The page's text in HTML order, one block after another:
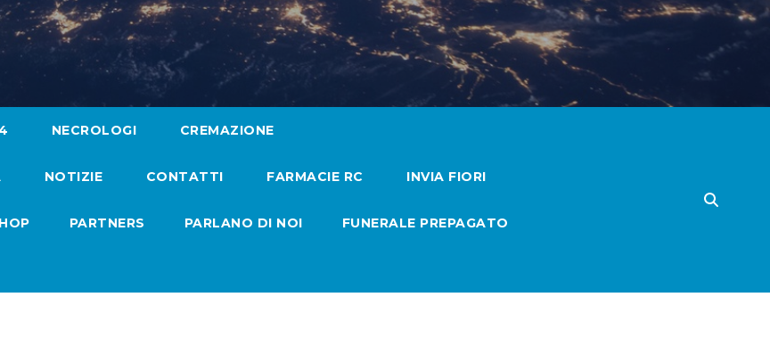
NECROLOGI CREMAZIONE
NOTIZIE CONTATTI FARMACIE RC INVIA FIORI
PARTNERS PARLANO DI NOI FUNERALE PREPAGATO